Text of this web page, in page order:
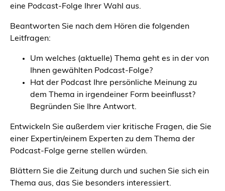
eine Podcast-Folge Ihrer Wahl aus.
Beantworten Sie nach dem Hören die folgenden
Leitfragen:
Um welches (aktuelle) Thema geht es in der von
Ihnen gewählten Podcast-Folge?
Hat der Podcast Ihre persönliche Meinung zu
dem Thema in irgendeiner Form beeinflusst?
Begründen Sie Ihre Antwort.
Entwickeln Sie außerdem vier kritische Fragen, die Sie
einer Expertin/einem Experten zu dem Thema der
Podcast-Folge gerne stellen würden.
Blättern Sie die Zeitung durch und suchen Sie sich ein
Thema aus, das Sie besonders interessiert.